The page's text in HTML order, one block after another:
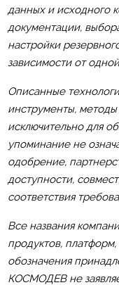
данных и исходного
документации,
настройки
зависимости от
Описанные
инструменты,
исключительно для
упоминание не
одобрение,
доступности,
соответствия
Все названия
продуктов,
обозначения
КОСМОДЕВ не